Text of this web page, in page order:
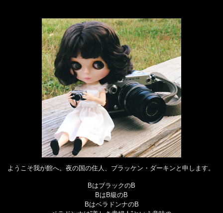
ようこそ我が館へ。夜の国の住人、ブラッケン・ダーキンと申します。
BはブラックのB
BはB級のB
BはベラドンナのB